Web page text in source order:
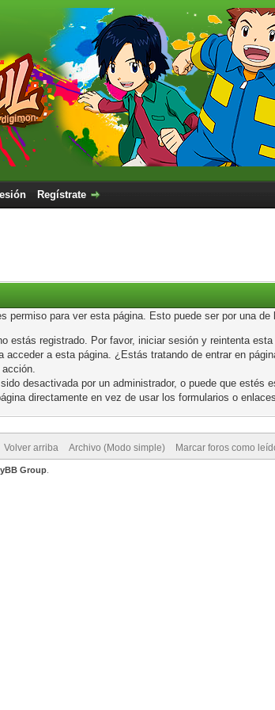
Regístrate
permiso para ver esta página. Esto puede ser por una
estás registrado. Por favor, iniciar sesión y reintenta esta
acceder a esta página. ¿Estás tratando de entrar en
desactivada por un administrador, o puede que estés
directamente en vez de usar los formularios o
Volver arriba Archivo (Modo simple) Marcar foros como
Group.